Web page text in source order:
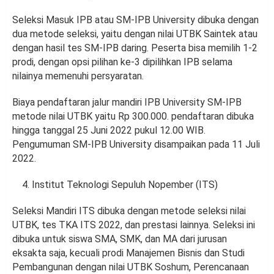
Seleksi Masuk IPB atau SM-IPB University dibuka dengan
dua metode seleksi, yaitu dengan nilai UTBK Saintek atau
dengan hasil tes SM-IPB daring. Peserta bisa memilih 1-2
prodi, dengan opsi pilihan ke-3 dipilihkan IPB selama
nilainya memenuhi persyaratan.
Biaya pendaftaran jalur mandiri IPB University SM-IPB
metode nilai UTBK yaitu Rp 300.000. pendaftaran dibuka
hingga tanggal 25 Juni 2022 pukul 12.00 WIB.
Pengumuman SM-IPB University disampaikan pada 11 Juli
2022.
Institut Teknologi Sepuluh Nopember (ITS)
Seleksi Mandiri ITS dibuka dengan metode seleksi nilai
UTBK, tes TKA ITS 2022, dan prestasi lainnya. Seleksi ini
dibuka untuk siswa SMA, SMK, dan MA dari jurusan
eksakta saja, kecuali prodi Manajemen Bisnis dan Studi
Pembangunan dengan nilai UTBK Soshum, Perencanaan